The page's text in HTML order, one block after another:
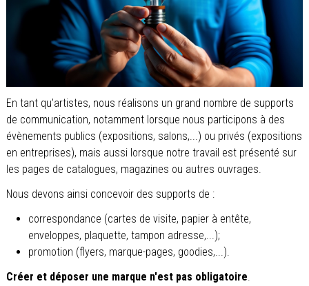
En tant qu'artistes, nous réalisons un grand nombre de supports
de communication, notamment lorsque nous participons à des
évènements publics (expositions, salons,...) ou privés (expositions
en entreprises), mais aussi lorsque notre travail est présenté sur
les pages de catalogues, magazines ou autres ouvrages.
Nous devons ainsi concevoir des supports de :
correspondance (cartes de visite, papier à entête,
enveloppes, plaquette, tampon adresse,...);
promotion (flyers, marque-pages, goodies,...).
Créer et déposer une marque n'est pas obligatoire.